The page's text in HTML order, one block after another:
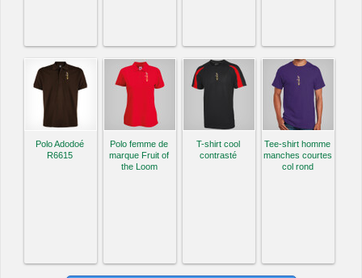
Polo Adodoé
R6615
Polo femme de
marque Fruit of
the Loom
T-shirt cool
contrasté
Tee-shirt homme
manches courtes
col rond